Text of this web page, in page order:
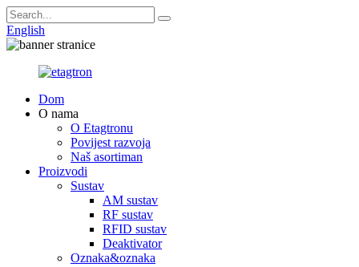
English
Dom
O nama
O Etagtronu
Povijest razvoja
Naš asortiman
Proizvodi
Sustav
AM sustav
RF sustav
RFID sustav
Deaktivator
Oznaka&oznaka